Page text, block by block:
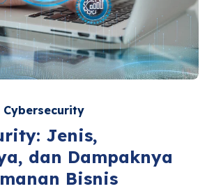
Cybersecurity
Jenis,
dan Dampaknya
Bisnis